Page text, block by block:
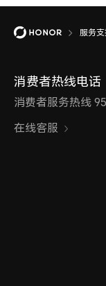
服务
消费者热线电话
消费者服务热线
在线客服